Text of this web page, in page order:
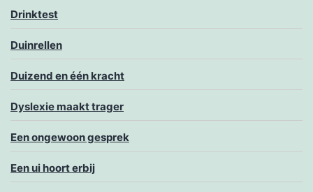
Drinktest
Duinrellen
Duizend en één kracht
Dyslexie maakt trager
Een ongewoon gesprek
Een ui hoort erbij